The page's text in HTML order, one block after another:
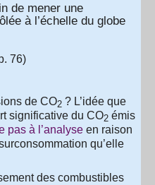
de mener une
à l’échelle du globe
76)
de CO2 ? L’idée que
significative du CO2 émis
pas à l’analyse en raison
qu’elle
des combustibles